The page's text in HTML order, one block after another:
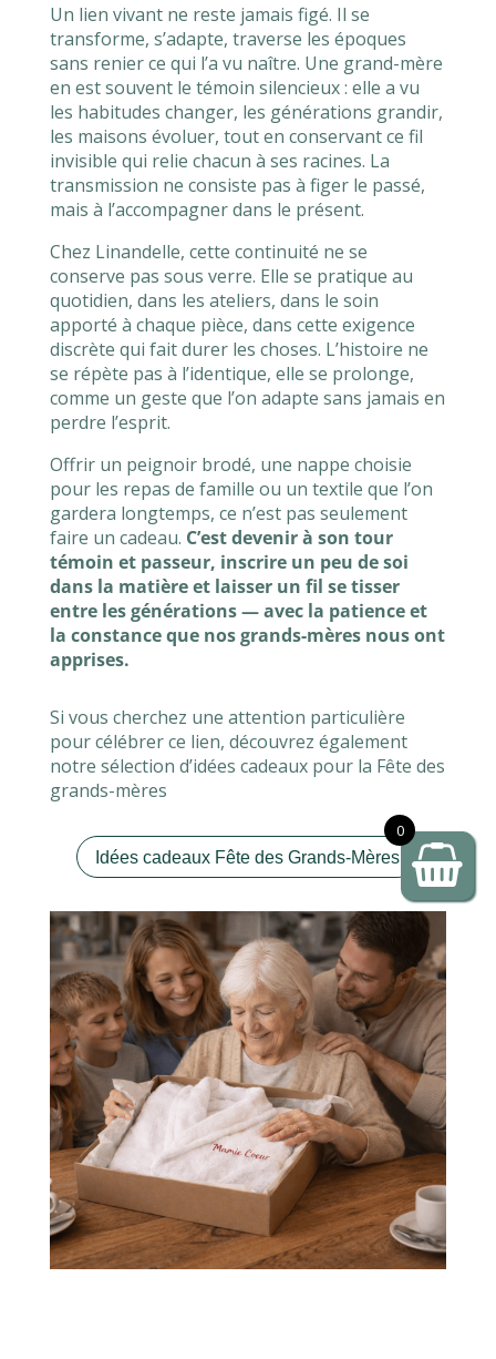
Un lien vivant ne reste jamais figé. Il se
transforme, s’adapte, traverse les époques
sans renier ce qui l’a vu naître. Une grand-mère
en est souvent le témoin silencieux : elle a vu
les habitudes changer, les générations grandir,
les maisons évoluer, tout en conservant ce fil
invisible qui relie chacun à ses racines. La
transmission ne consiste pas à figer le passé,
mais à l’accompagner dans le présent.
Chez Linandelle, cette continuité ne se
conserve pas sous verre. Elle se pratique au
quotidien, dans les ateliers, dans le soin
apporté à chaque pièce, dans cette exigence
discrète qui fait durer les choses. L’histoire ne
se répète pas à l’identique, elle se prolonge,
comme un geste que l’on adapte sans jamais en
perdre l’esprit.
Offrir un peignoir brodé, une nappe choisie
pour les repas de famille ou un textile que l’on
gardera longtemps, ce n’est pas seulement
faire un cadeau. C’est devenir à son tour
témoin et passeur, inscrire un peu de soi
dans la matière et laisser un fil se tisser
entre les générations — avec la patience et
la constance que nos grands-mères nous ont
apprises.
Si vous cherchez une attention particulière
pour célébrer ce lien, découvrez également
notre sélection d’idées cadeaux pour la Fête des
grands-mères
Idées cadeaux Fête des Grands-Mères
0